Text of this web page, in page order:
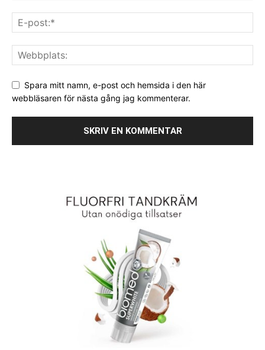
Spara mitt namn, e-post och hemsida i den här
webbläsaren för nästa gång jag kommenterar.